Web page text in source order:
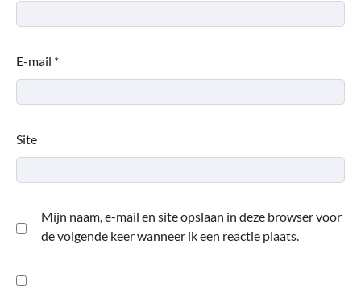
E-mail *
Site
Mijn naam, e-mail en site opslaan in deze browser voor
de volgende keer wanneer ik een reactie plaats.